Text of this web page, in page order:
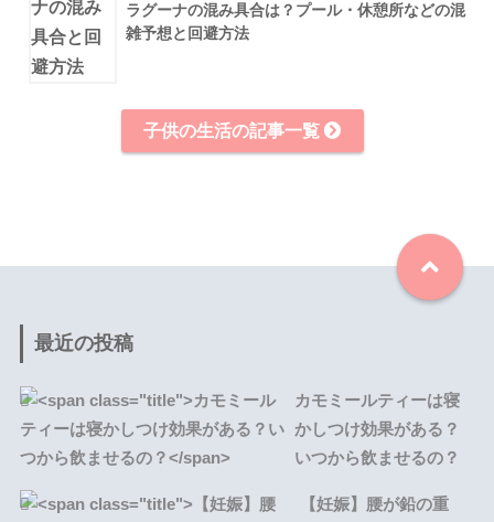
ラグーナの混み具合は？プール・休憩所などの混
雑予想と回避方法
子供の生活の記事一覧
最近の投稿
カモミールティーは寝
かしつけ効果がある？
いつから飲ませるの？
【妊娠】腰が鉛の重